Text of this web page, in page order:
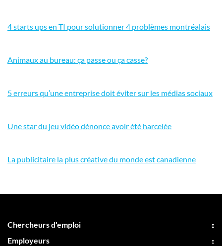
4 starts ups en TI pour solutionner 4 problèmes montréalais
Animaux au bureau: ça passe ou ça casse?
5 erreurs qu’une entreprise doit éviter sur les médias sociaux
Une star du jeu vidéo dénonce avoir été harcelée
La publicitaire la plus créative du monde est canadienne
Chercheurs d'emploi
Employeurs